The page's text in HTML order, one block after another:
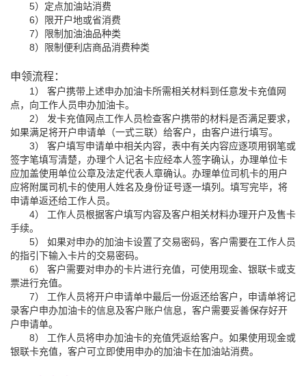
5）定点加油站消费
6）限开户地或省消费
7）限制加油油品种类
8）限制便利店商品消费种类
申领流程：
1） 客户携带上述申办加油卡所需相关材料到任意发卡充值网
点，向工作人员申办加油卡。
2） 发卡充值网点工作人员检查客户携带的材料是否满足要求，
如果满足将开户申请单（一式三联）给客户，由客户进行填写。
3） 客户填写申请单中相关内容，表中有关内容应逐项用钢笔或
签字笔填写清楚，办理个人记名卡应经本人签字确认，办理单位卡
应加盖使用单位公章及法定代表人章确认。办理单位司机卡的用户
应将附属司机卡的使用人姓名及身份证号逐一填列。填写完毕，将
申请单返还给工作人员。
4） 工作人员根据客户填写内容及客户相关材料办理开户及售卡
手续。
5） 如果对申办的加油卡设置了交易密码，客户需要在工作人员
的指引下输入卡片的交易密码。
6） 客户需要对申办的卡片进行充值，可使用现金、银联卡或支
票进行充值。
7） 工作人员将开户申请单中最后一份返还给客户，申请单将记
录客户申办加油卡的信息及客户账户信息，客户需要妥善保存好开
户申请单。
8） 工作人员将申办加油卡的充值凭返给客户。如果使用现金或
银联卡充值，客户可立即使用申办的加油卡在加油站消费。